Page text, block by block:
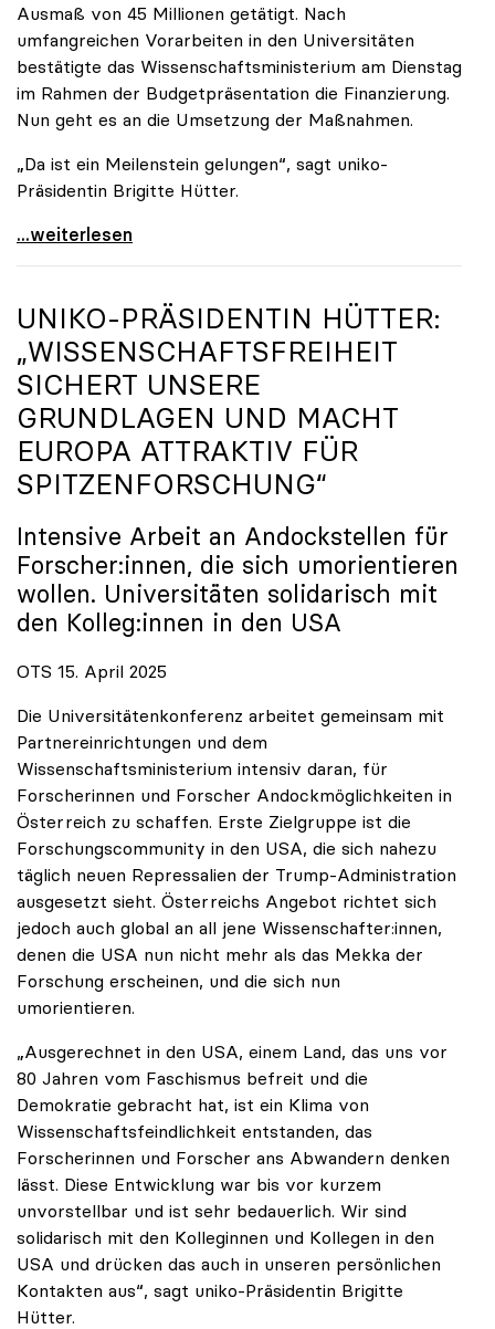
Ausmaß von 45 Millionen getätigt. Nach
umfangreichen Vorarbeiten in den Universitäten
bestätigte das Wissenschaftsministerium am Dienstag
im Rahmen der Budgetpräsentation die Finanzierung.
Nun geht es an die Umsetzung der Maßnahmen.
„Da ist ein Meilenstein gelungen“, sagt uniko-
Präsidentin Brigitte Hütter.
Universitäten wappnen sich gegen zunehmende Gefahr
...weiterlesen
UNIKO-PRÄSIDENTIN HÜTTER:
„WISSENSCHAFTSFREIHEIT
SICHERT UNSERE
GRUNDLAGEN UND MACHT
EUROPA ATTRAKTIV FÜR
SPITZENFORSCHUNG“
Intensive Arbeit an Andockstellen für
Forscher:innen, die sich umorientieren
wollen. Universitäten solidarisch mit
den Kolleg:innen in den USA
OTS 15. April 2025
Die Universitätenkonferenz arbeitet gemeinsam mit
Partnereinrichtungen und dem
Wissenschaftsministerium intensiv daran, für
Forscherinnen und Forscher Andockmöglichkeiten in
Österreich zu schaffen. Erste Zielgruppe ist die
Forschungscommunity in den USA, die sich nahezu
täglich neuen Repressalien der Trump-Administration
ausgesetzt sieht. Österreichs Angebot richtet sich
jedoch auch global an all jene Wissenschafter:innen,
denen die USA nun nicht mehr als das Mekka der
Forschung erscheinen, und die sich nun
umorientieren.
„Ausgerechnet in den USA, einem Land, das uns vor
80 Jahren vom Faschismus befreit und die
Demokratie gebracht hat, ist ein Klima von
Wissenschaftsfeindlichkeit entstanden, das
Forscherinnen und Forscher ans Abwandern denken
lässt. Diese Entwicklung war bis vor kurzem
unvorstellbar und ist sehr bedauerlich. Wir sind
solidarisch mit den Kolleginnen und Kollegen in den
USA und drücken das auch in unseren persönlichen
Kontakten aus“, sagt uniko-Präsidentin Brigitte
Hütter.